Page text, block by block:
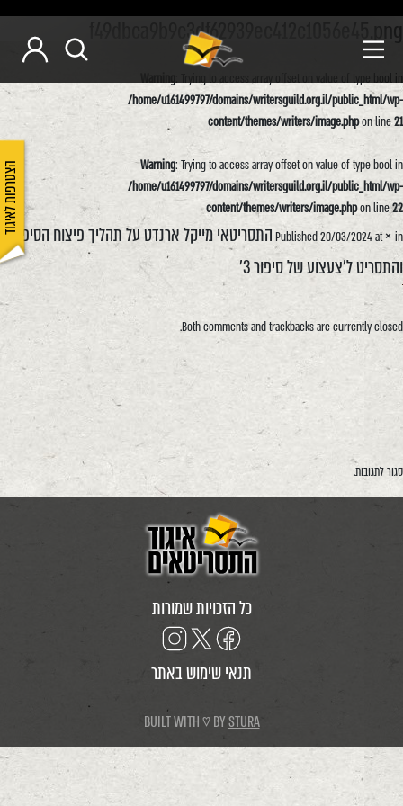
הצטרפות לאיגוד
f49dbca9b9c3df62939ec412c1056e45.png
Warning: Trying to access array offset on value of type bool in
/home/u161499797/domains/writersguild.org.il/public_html/wp-
content/themes/writers/image.phpon line21
Warning: Trying to access array offset on value of type bool in
/home/u161499797/domains/writersguild.org.il/public_html/wp-
content/themes/writers/image.phpon line22
Published20/03/2024at× in
התסריטאי מייקל ארנדט על תהליך פיצוח הסיפור
והתסריט ל'צעצוע של סיפור 3'
Both comments and trackbacks are currently closed.
סגור לתגובות.
כל הזכויות שמורות
תנאי שימוש באתר
BUILT WITH ♡ BYSTURA